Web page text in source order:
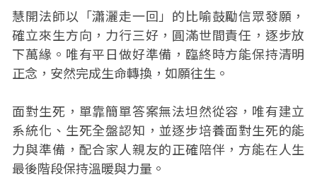
慧開法師以「瀟灑走一回」的比喻鼓勵信眾發願，
確立來生方向，力行三好，圓滿世間責任，逐步放
下萬緣。唯有平日做好準備，臨終時方能保持清明
正念，安然完成生命轉換，如願往生。
面對生死，單靠簡單答案無法坦然從容，唯有建立
系統化、生死全盤認知，並逐步培養面對生死的能
力與準備，配合家人親友的正確陪伴，方能在人生
最後階段保持溫暖與力量。